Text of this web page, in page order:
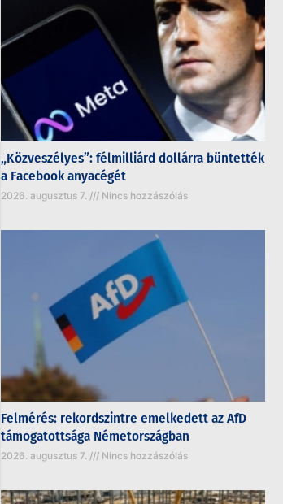
„Közveszélyes”: félmilliárd dollárra büntették
a Facebook anyacégét
2026. augusztus 7. Nincs hozzászólás
Felmérés: rekordszintre emelkedett az AfD
támogatottsága Németországban
2026. augusztus 7. Nincs hozzászólás